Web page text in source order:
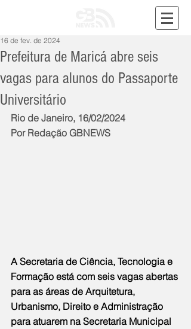
Prefeitura de Maricá abre seis
vagas para alunos do Passaporte
Universitário
16 de fev. de 2024
Rio de Janeiro, 16/02/2024
Por Redação GBNEWS
A Secretaria de Ciência, Tecnologia e
Formação está com seis vagas abertas
para as áreas de Arquitetura,
Urbanismo, Direito e Administração
para atuarem na Secretaria Municipal